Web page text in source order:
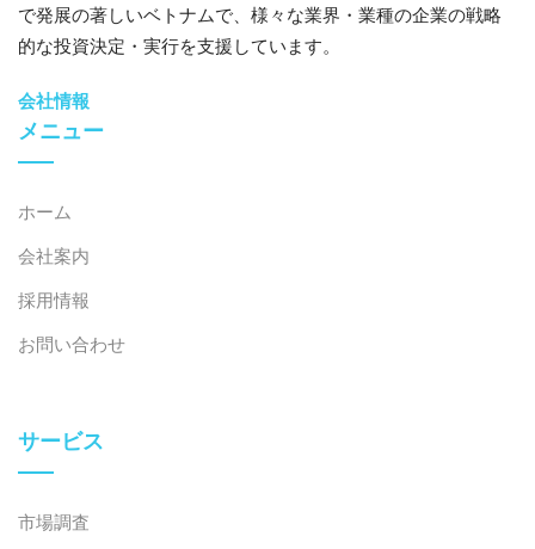
で発展の著しいベトナムで、様々な業界・業種の企業の戦略
的な投資決定・実行を支援しています。
会社情報
メニュー
ホーム
会社案内
採用情報
お問い合わせ
サービス
市場調査